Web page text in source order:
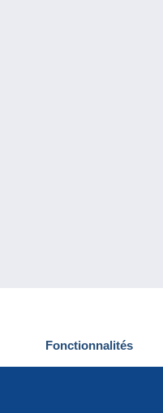
Fonctionnalités
Nouveautés